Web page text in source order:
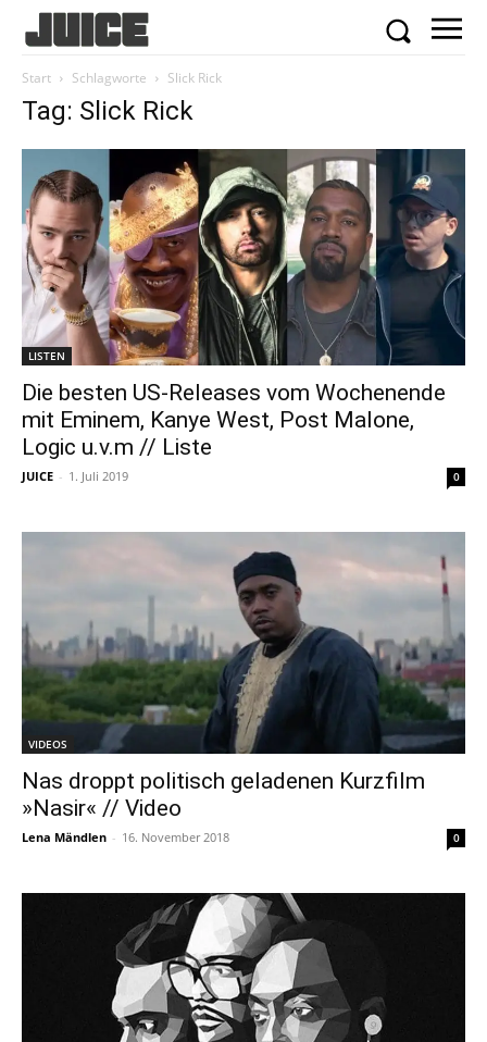
Start Schlagworte Slick Rick
Tag: Slick Rick
LISTEN
Die besten US-Releases vom Wochenende
mit Eminem, Kanye West, Post Malone,
Logic u.v.m // Liste
JUICE - 1. Juli 2019 0
VIDEOS
Nas droppt politisch geladenen Kurzfilm
»Nasir« // Video
Lena Mändlen - 16. November 2018 0